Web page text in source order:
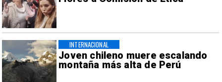
Joven chileno muere escalando
montaña más alta de Perú
INTERNACIONAL